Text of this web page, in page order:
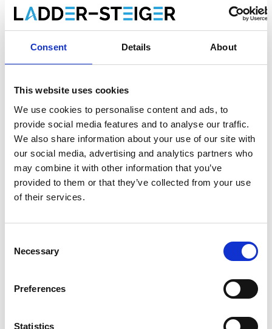
Consent Details About
This website uses cookies
We use cookies to personalise content and ads, to
provide social media features and to analyse our traffic.
We also share information about your use of our site with
our social media, advertising and analytics partners who
may combine it with other information that you’ve
provided to them or that they’ve collected from your use
of their services.
Selection
Necessary
Preferences
Statistics
Ajouter au panier
Informations sur le produit Produits similaires
Entretenez confortablement et en
accès difficile.
sécurité et de faire l’entretien de haies et arbres à acces difficile.